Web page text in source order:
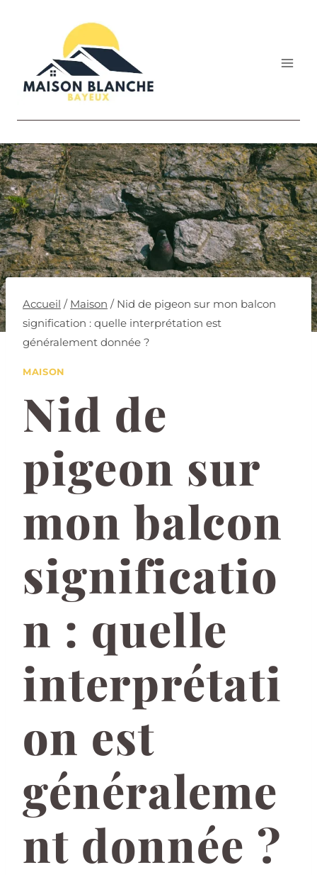
Accueil / Maison / Nid de pigeon sur mon balcon
signification : quelle interprétation est
généralement donnée ?
MAISON
Nid de
pigeon sur
mon balcon
significatio
n : quelle
interprétati
on est
généraleme
nt donnée ?